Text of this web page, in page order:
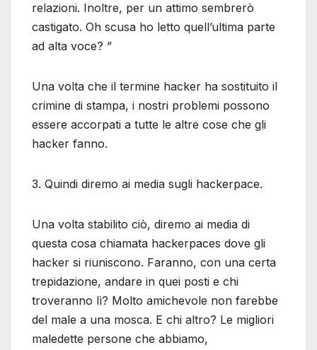
relazioni. Inoltre, per un attimo sembrerò
castigato. Oh scusa ho letto quell’ultima parte
ad alta voce? ”
Una volta che il termine hacker ha sostituito il
crimine di stampa, i nostri problemi possono
essere accorpati a tutte le altre cose che gli
hacker fanno.
3. Quindi diremo ai media sugli hackerpace.
Una volta stabilito ciò, diremo ai media di
questa cosa chiamata hackerpaces dove gli
hacker si riuniscono. Faranno, con una certa
trepidazione, andare in quei posti e chi
troveranno lì? Molto amichevole non farebbe
del male a una mosca. E chi altro? Le migliori
maledette persone che abbiamo,